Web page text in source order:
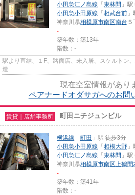
小田急江ノ島線 「 東林間 」
小田急小田原線 「 相武台前
神奈川県相模原市南区南台
-
築年数：築13年
階数：-
駅より直結、１F、路面店、未入居、スケルトン
造
現在空室情報があり
ペアナードオダサガへのお問
賃貸｜店舗事務所 町田ニチジュンビル
横浜線 「 町田 」駅 徒歩3分
小田急小田原線 「 相模大野
小田急江ノ島線 「 東林間 」
神奈川県相模原市南区上鶴間
-
築年数：築41年
階数：-